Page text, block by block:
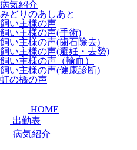
病気紹介
みどりのあしあと
飼い主様の声
飼い主様の声(手術)
飼い主様の声(歯石除去)
飼い主様の声(避妊・去勢)
飼い主様の声（輸血）
飼い主様の声(健康診断)
虹の橋の声
HOME
出勤表
病気紹介